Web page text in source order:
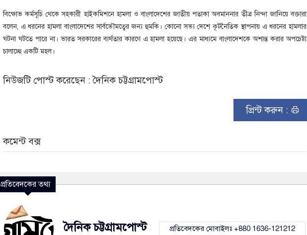
বিক্ষোভ কর্মসূচি থেকে সহকারী হাইকমিশনে হামলা ও বাংলাদেশের জাতীয় পতাকা অবমাননার তীব্র নিন্দা জানিয়ে বক্তারা
বলেন, এ ধরনের হামলা বাংলাদেশের সার্বভৌমত্বের জন্য হুমকি। কোনো সভ্য দেশে কূটনৈতিক স্থাপনায় এ ধরনের হামলার
ঘটনা ঘটতে পারে না। ভারত সরকারের ব্যর্থতার কারণে এ হামলা হয়েছে। এর মাধ্যমে বাংলাদেশকে অশান্ত করার অপচেষ্টা
চালাচ্ছে একটি মহল।
নিউজটি পোস্ট করেছেন : দৈনিক চট্টগ্রামপোস্ট
প্রিন্ট করুন :
কমেন্ট বক্স
প্রতিবেদকের তথ্য
দৈনিক চট্টগ্রামপোস্ট প্রতিবেদকের মোবাইলঃ +880 1636-121212